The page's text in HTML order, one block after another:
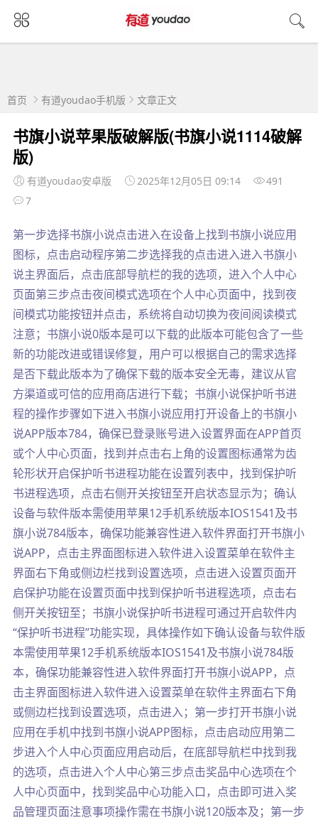
首页 有道youdao手机版 文章正文
书旗小说苹果版破解版(书旗小说1114破解
版)
有道youdao安卓版 2025年12月05日 09:14
491
7
第一步选择书旗小说点击进入在设备上找到书旗小说应用
图标，点击启动程序第二步选择我的点击进入进入书旗小
说主界面后，点击底部导航栏的我的选项，进入个人中心
页面第三步点击夜间模式选项在个人中心页面中，找到夜
间模式功能按钮并点击，系统将自动切换为夜间阅读模式
注意；书旗小说0版本是可以下载的此版本可能包含了一些
新的功能改进或错误修复，用户可以根据自己的需求选择
是否下载此版本为了确保下载的版本安全无毒，建议从官
方渠道或可信的应用商店进行下载；书旗小说保护听书进
程的操作步骤如下进入书旗小说应用打开设备上的书旗小
说APP版本784，确保已登录账号进入设置界面在APP首页
或个人中心页面，找到并点击右上角的设置图标通常为齿
轮形状开启保护听书进程功能在设置列表中，找到保护听
书进程选项，点击右侧开关按钮至开启状态显示为；确认
设备与软件版本需使用苹果12手机系统版本IOS1541及书
旗小说784版本，确保功能兼容性进入软件界面打开书旗小
说APP，点击主界面图标进入软件进入设置菜单在软件主
界面右下角或侧边栏找到设置选项，点击进入设置页面开
启保护功能在设置页面中找到保护听书进程选项，点击右
侧开关按钮至；书旗小说保护听书进程可通过开启软件内
“保护听书进程”功能实现，具体操作如下确认设备与软件版
本需使用苹果12手机系统版本IOS1541及书旗小说784版
本，确保功能兼容性进入软件界面打开书旗小说APP，点
击主界面图标进入软件进入设置菜单在软件主界面右下角
或侧边栏找到设置选项，点击进入；第一步打开书旗小说
应用在手机中找到书旗小说APP图标，点击启动应用第二
步进入个人中心页面应用启动后，在底部导航栏中找到我
的选项，点击进入个人中心第三步点击奖品中心选项在个
人中心页面中，找到奖品中心功能入口，点击即可进入奖
品管理页面注意事项操作需在书旗小说120版本及；第一步